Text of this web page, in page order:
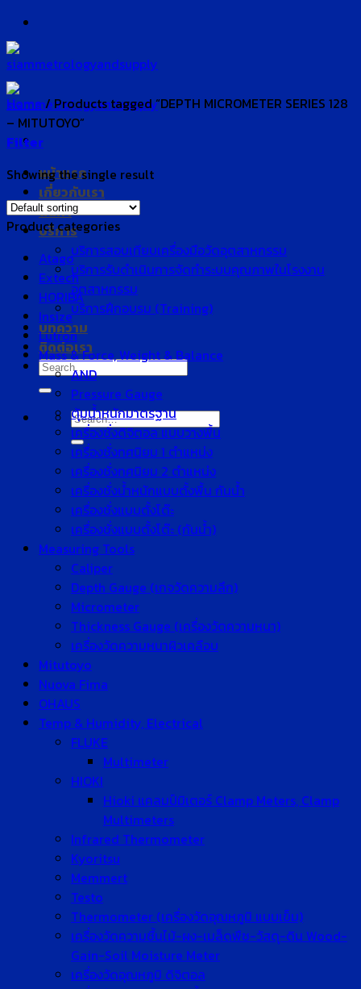
Skip
to
content
หน้าแรก
เกี่ยวกับเรา
สินค้า
บริการ
บริการสอบเทียบเครื่องมือวัดอุตสาหกรรม
บริการรับดำเนินการจัดทำระบบคุณภาพในโรงงาน
อุตสาหกรรม
บริการฝึกอบรม (Training)
บทความ
ติดต่อเรา
Search
for:
Search
for:
Home /Products tagged “DEPTH MICROMETER SERIES 128
– MITUTOYO”
Filter
Showing the single result
Product categories
Atago
Extech
HORIBA
Insize
Lutron
Mass & Force, Weight & Balance
AND
Pressure Gauge
ตุ้มน้ำหนักมาตรฐาน
เครื่องชั่งดิจิตอล แบบวางพื้น
เครื่องชั่งทศนิยม 1 ตำแหน่ง
เครื่องชั่งทศนิยม 2 ตำแหน่ง
เครื่องชั่งน้ำหนักแบบตั้งพื้น กันน้ำ
เครื่องชั่งแบบตั้งโต๊ะ
เครื่องชั่งแบบตั้งโต๊ะ (กันน้ำ)
Measuring Tools
Caliper
Depth Gauge (เกจวัดความลึก)
Micrometer
Thickness Gauge (เครื่องวัดความหนา)
เครื่องวัดความหนาผิวเคลือบ
Mitutoyo
Nuova Fima
OHAUS
Temp & Humidity, Electrical
FLUKE
Multimeter
HIOKI
Hioki แคลมป์มิเตอร์ Clamp Meters, Clamp
Multimeters
Infrared Thermometer
Kyoritsu
Memmert
Testo
Thermometer (เครื่องวัดอุณหภูมิ แบบเข็ม)
เครื่องวัดความชื้นไม้-ผง-เมล็ดพืช-วัสดุ-ดิน Wood-
Gain-Soil Moisture Meter
เครื่องวัดอุณหภูมิ ดิจิตอล